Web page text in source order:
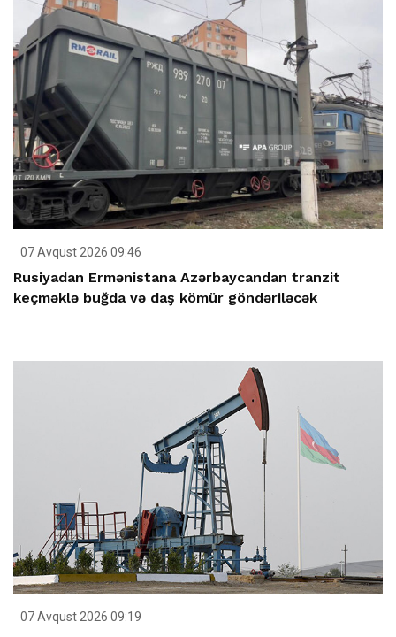
07 Avqust 2026 09:46
Rusiyadan Ermənistana Azərbaycandan tranzit
keçməklə buğda və daş kömür göndəriləcək
07 Avqust 2026 09:19